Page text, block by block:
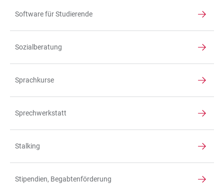
Software für Studierende
Sozialberatung
Sprachkurse
Sprechwerkstatt
Stalking
Stipendien, Begabtenförderung